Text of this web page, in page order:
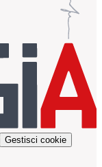
Gestisci cookie